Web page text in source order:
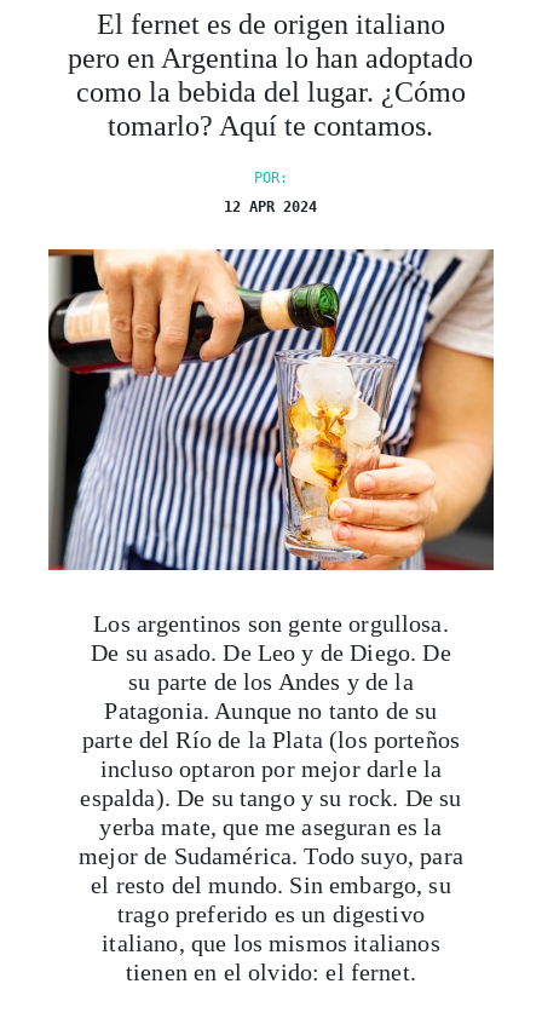
El fernet es de origen italiano
pero en Argentina lo han adoptado
como la bebida del lugar. ¿Cómo
tomarlo? Aquí te contamos.
POR:
12 APR 2024
Los argentinos son gente orgullosa.
De su asado. De Leo y de Diego. De
su parte de los Andes y de la
Patagonia. Aunque no tanto de su
parte del Río de la Plata (los porteños
incluso optaron por mejor darle la
espalda). De su tango y su rock. De su
yerba mate, que me aseguran es la
mejor de Sudamérica. Todo suyo, para
el resto del mundo. Sin embargo, su
trago preferido es un digestivo
italiano, que los mismos italianos
tienen en el olvido: el fernet.